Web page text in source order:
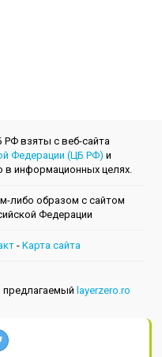
взяты с веб-сайта
Федерации (ЦБ РФ) и
в информационных целях.
либо образом с сайтом
Федерации
- Kарта сайта
layerzero.ro